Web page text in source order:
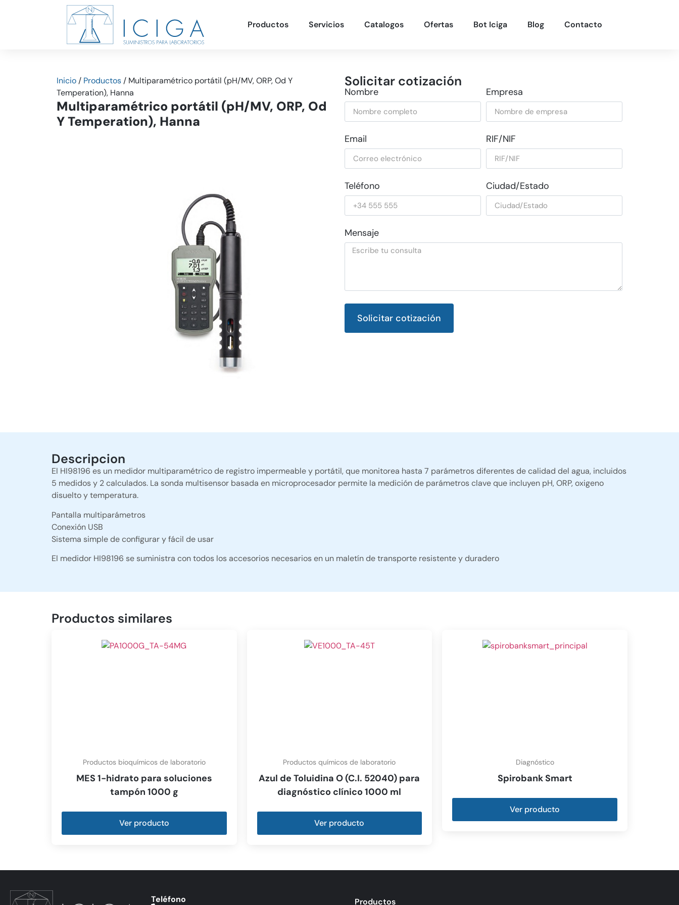
Productos Servicios Catalogos Ofertas Bot Iciga Blog Contacto
Inicio/ Productos/ Multiparamétrico portátil (pH/MV, ORP, Od Y
Temperation), Hanna
Multiparamétrico portátil (pH/MV, ORP, Od
Y Temperation), Hanna
Solicitar cotización
Nombre Empresa
Email RIF/NIF
Teléfono Ciudad/Estado
Mensaje
Solicitar cotización
Descripcion
El HI98196 es un medidor multiparamétrico de registro impermeable y portátil, que monitorea hasta 7 parámetros diferentes de calidad del agua, incluidos
5 medidos y 2 calculados. La sonda multisensor basada en microprocesador permite la medición de parámetros clave que incluyen pH, ORP, oxigeno
disuelto y temperatura.
Pantalla multiparámetros
Conexión USB
Sistema simple de configurar y fácil de usar
El medidor HI98196 se suministra con todos los accesorios necesarios en un maletín de transporte resistente y duradero
Productos similares
Productos bioquímicos de laboratorio
MES 1-hidrato para soluciones
tampón 1000 g
Ver producto
Productos químicos de laboratorio
Azul de Toluidina O (C.I. 52040) para
diagnóstico clínico 1000 ml
Ver producto
Diagnóstico
Spirobank Smart
Ver producto
Teléfono
Productos